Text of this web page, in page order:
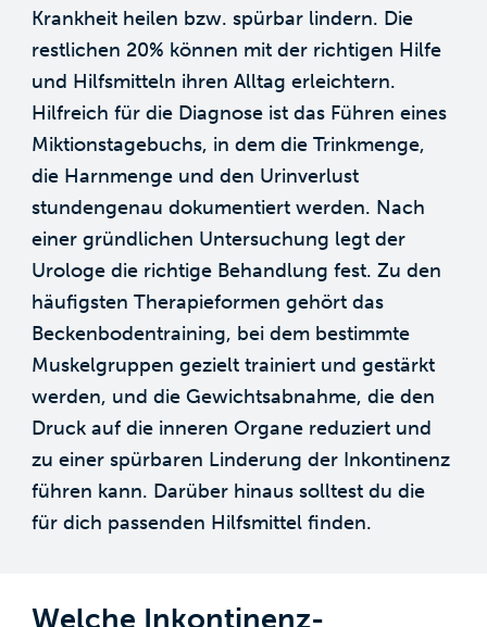
Krankheit heilen bzw. spürbar lindern. Die
restlichen 20% können mit der richtigen Hilfe
und Hilfsmitteln ihren Alltag erleichtern.
Hilfreich für die Diagnose ist das Führen eines
Miktionstagebuchs, in dem die Trinkmenge,
die Harnmenge und den Urinverlust
stundengenau dokumentiert werden. Nach
einer gründlichen Untersuchung legt der
Urologe die richtige Behandlung fest. Zu den
häufigsten Therapieformen gehört das
Beckenbodentraining, bei dem bestimmte
Muskelgruppen gezielt trainiert und gestärkt
werden, und die Gewichtsabnahme, die den
Druck auf die inneren Organe reduziert und
zu einer spürbaren Linderung der Inkontinenz
führen kann. Darüber hinaus solltest du die
für dich passenden Hilfsmittel finden.
Welche Inkontinenz-